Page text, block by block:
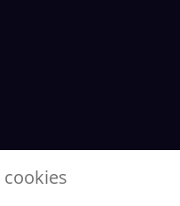
cookies